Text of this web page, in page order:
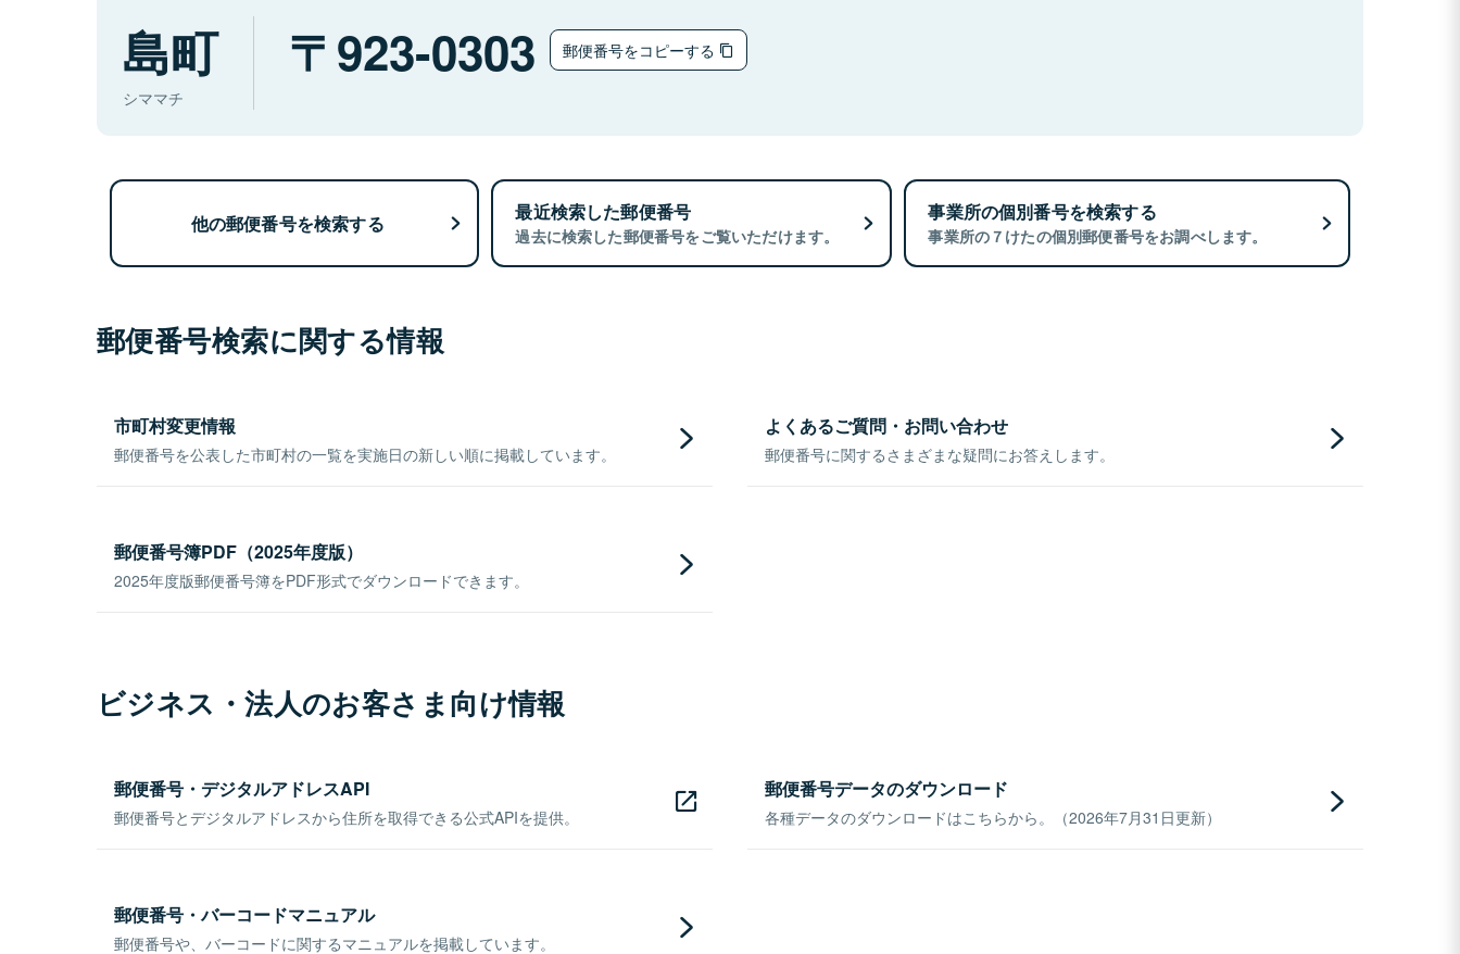
島町
シママチ
923-0303 郵便番号をコピーする
他の郵便番号を検索する 最近検索した郵便番号
過去に検索した郵便番号をご覧いただけます。
事業所の個別番号を検索する
事業所の７けたの個別郵便番号をお調べします。
郵便番号検索に関する情報
市町村変更情報
郵便番号を公表した市町村の一覧を実施日の新しい順に掲載しています。
よくあるご質問・お問い合わせ
郵便番号に関するさまざまな疑問にお答えします。
郵便番号簿PDF（2025年度版）
2025年度版郵便番号簿をPDF形式でダウンロードできます。
ビジネス・法人のお客さま向け情報
郵便番号・デジタルアドレスAPI
郵便番号とデジタルアドレスから住所を取得できる公式APIを提供。
郵便番号データのダウンロード
各種データのダウンロードはこちらから。（2026年7月31日更新）
郵便番号・バーコードマニュアル
郵便番号や、バーコードに関するマニュアルを掲載しています。